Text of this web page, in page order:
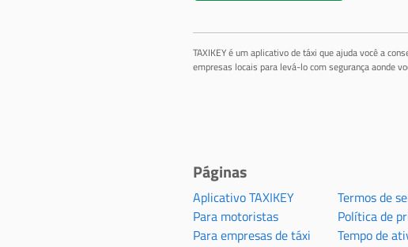
TAXIKEY é um aplicativo de táxi que ajuda você a
empresas locais para levá-lo com segurança aonde
Páginas
Aplicativo TAXIKEY
Para motoristas
Para empresas de táxi
Termos de
Política de
Tempo de